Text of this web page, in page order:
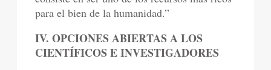
para el bien de la humanidad.”
IV. OPCIONES ABIERTAS A LOS
CIENTÍFICOS E INVESTIGADORES